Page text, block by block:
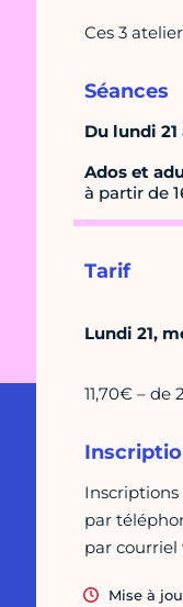
Ces 3
Séances
Du lundi
Ados et
à partir de
Tarif
Lundi 21,
11,70€ – de
Inscriptions
par
par courriel
Mise à